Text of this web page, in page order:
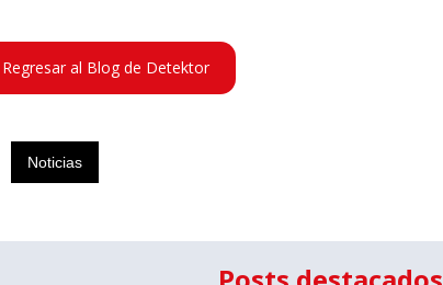
Regresar al Blog de Detektor
Noticias